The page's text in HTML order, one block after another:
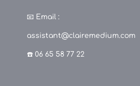
📧 Email :
assistant@clairemedium.com
☎️ 06 65 58 77 22